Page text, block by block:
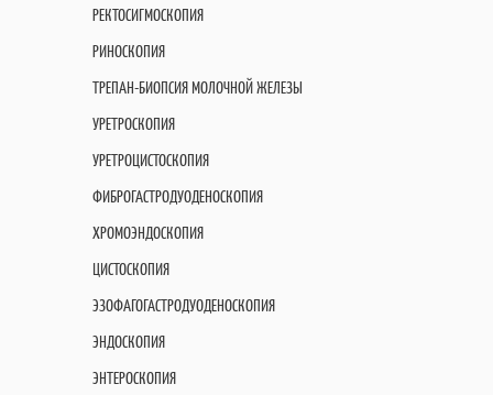
РЕКТОСИГМОСКОПИЯ
РИНОСКОПИЯ
ТРЕПАН-БИОПСИЯ МОЛОЧНОЙ ЖЕЛЕЗЫ
УРЕТРОСКОПИЯ
УРЕТРОЦИСТОСКОПИЯ
ФИБРОГАСТРОДУОДЕНОСКОПИЯ
ХРОМОЭНДОСКОПИЯ
ЦИСТОСКОПИЯ
ЭЗОФАГОГАСТРОДУОДЕНОСКОПИЯ
ЭНДОСКОПИЯ
ЭНТЕРОСКОПИЯ